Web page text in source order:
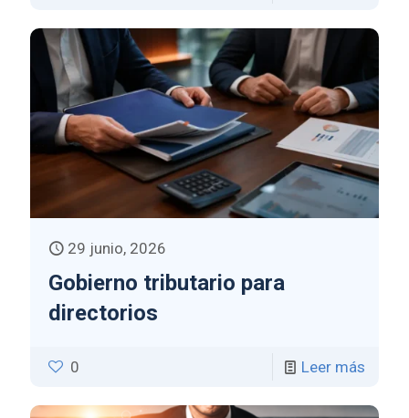
29 junio, 2026
Gobierno tributario para
directorios
0 Leer más